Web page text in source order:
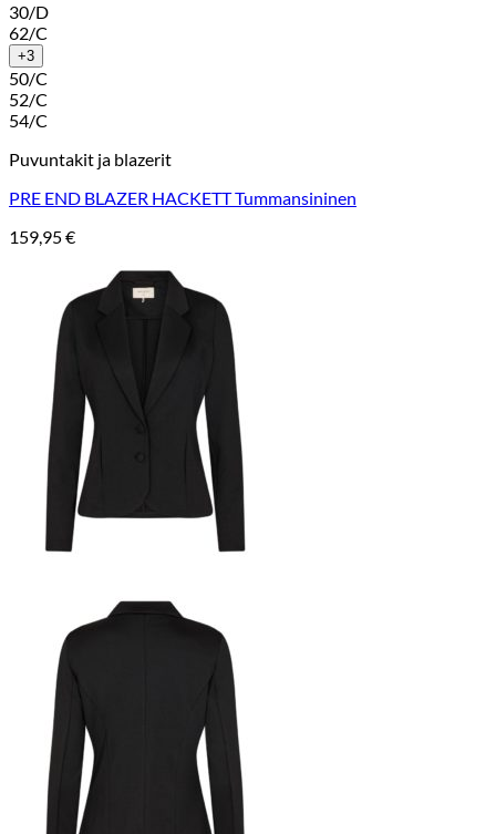
30/D
62/C
+3
50/C
52/C
54/C
Puvuntakit ja blazerit
PRE END BLAZER HACKETT Tummansininen
159,95€